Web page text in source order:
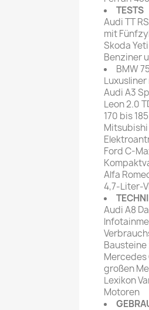
Magazin
TESTS
Audi TT
mit
Skoda
Benziner
BMW
Audi A3
Leon 2.0
170 bis
Ford C-
Alfa
4,7-Liter-
Audi A8
Mercedes
großen
Lexikon
Motoren